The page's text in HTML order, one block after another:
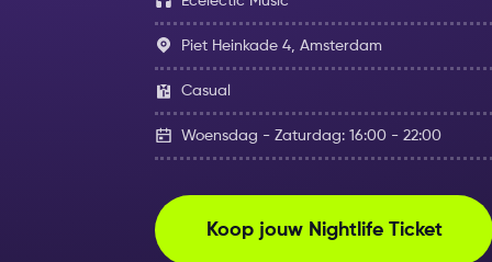
Piet Heinkade 4, Amsterdam
Casual
Woensdag - Zaturdag: 16:00 - 22:00
Koop jouw Nightlife Ticket